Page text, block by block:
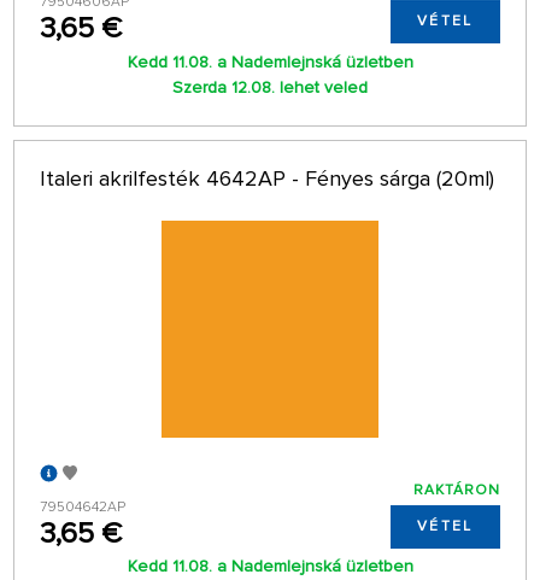
3,65 € VÉTEL
Kedd 11.08. a Nademlejnská üzletben
Szerda 12.08. lehet veled
Italeri akrilfesték 4642AP - Fényes sárga (20ml)
79504642AP
3,65 €
RAKTÁRON
VÉTEL
Kedd 11.08. a Nademlejnská üzletben